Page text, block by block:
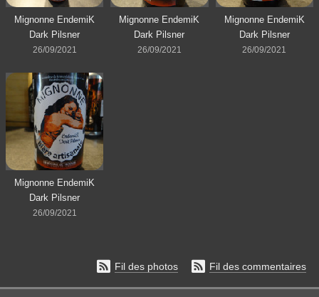
Mignonne EndemiK
Dark Pilsner
26/09/2021
Mignonne EndemiK
Dark Pilsner
26/09/2021
Mignonne EndemiK
Dark Pilsner
26/09/2021
Mignonne EndemiK
Dark Pilsner
26/09/2021
 Fil des photos  Fil des commentaires